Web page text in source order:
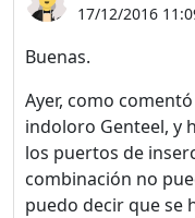
17/12/2016
Buenas.
Ayer, como
indoloro Genteel, y
los puertos de
combinación no
puedo decir que se